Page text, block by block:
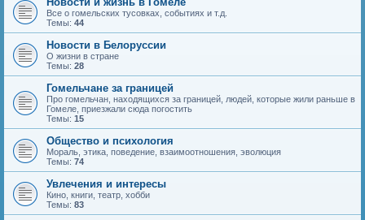
Все о гомельских тусовках, событиях и т.д.
Темы: 44
Новости в Белоруссии
О жизни в стране
Темы: 28
Гомельчане за границей
Про гомельчан, находящихся за границей, людей, которые жили раньше в
Гомеле, приезжали сюда погостить
Темы: 15
Общество и психология
Мораль, этика, поведение, взаимоотношения, эволюция
Темы: 74
Увлечения и интересы
Кино, книги, театр, хобби
Темы: 83